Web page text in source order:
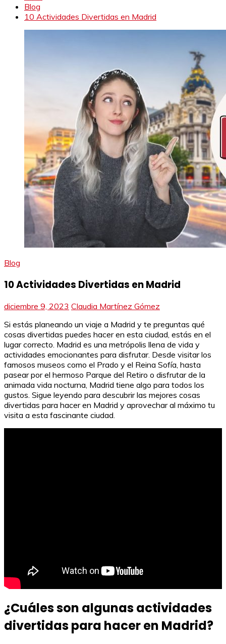
Blog
10 Actividades Divertidas en Madrid
Blog
10 Actividades Divertidas en Madrid
diciembre 9, 2023 Claudia Martínez Gómez
Si estás planeando un viaje a Madrid y te preguntas qué
cosas divertidas puedes hacer en esta ciudad, estás en el
lugar correcto. Madrid es una metrópolis llena de vida y
actividades emocionantes para disfrutar. Desde visitar los
famosos museos como el Prado y el Reina Sofía, hasta
pasear por el hermoso Parque del Retiro o disfrutar de la
animada vida nocturna, Madrid tiene algo para todos los
gustos. Sigue leyendo para descubrir las mejores cosas
divertidas para hacer en Madrid y aprovechar al máximo tu
visita a esta fascinante ciudad.
¿Cuáles son algunas actividades
divertidas para hacer en Madrid?